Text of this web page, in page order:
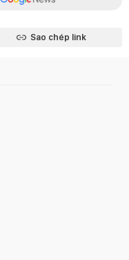
Sao chép link